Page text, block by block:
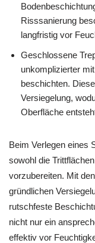
Risssanierung
langfristig vor
Geschlossene
unkomplizierter
beschichten.
Versiegelung,
Oberfläche
Beim Verlegen eines
sowohl die
vorzubereiten. Mit
gründlichen
rutschfeste
nicht nur ein
effektiv vor